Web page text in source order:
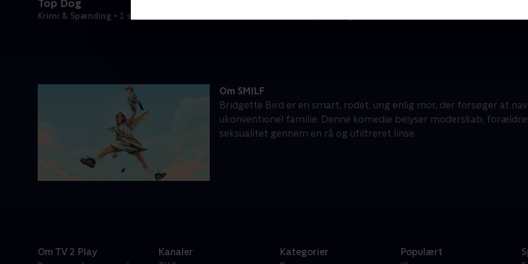
Top Dog
Krimi & Spænding • 1 sæsoner
Om SMILF
Bridgette Bird er en smart, rodet, ung enlig mor, der forsøger at
ukonventionel familie. Denne komedie belyser moderskab,
seksualitet gennem en rå og ufiltreret linse.
Om TV 2 Play Kanaler Kategorier Populært